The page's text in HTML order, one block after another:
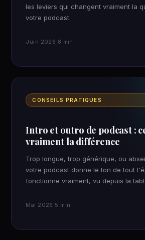
les leviers qui changent vraiment la
votre podcast.
Juin 2026· 8 min
CONSEILS PRATIQUES
Intro et outro de podcast :
vraiment la différence
Trop longue, trop générique, ou
votre podcast donne le ton de tout
fonctionne vraiment, vu depuis la
Mai 2026 ·5 min